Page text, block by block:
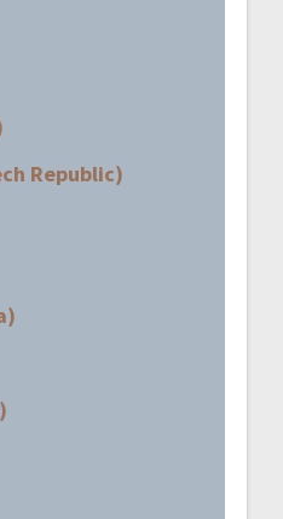
Republic)